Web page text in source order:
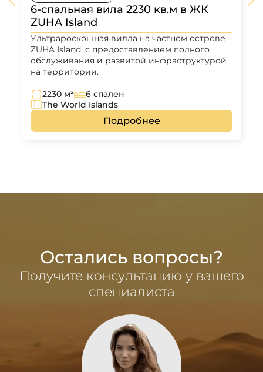
6-спальная вила 2230 кв.м в ЖК
ZUHA Island
Ультрароскошная вилла на частном острове
ZUHA Island, с предоставлением полного
обслуживания и развитой инфраструктурой
на территории.
2230 м²
6 спален
The World Islands
Подробнее
Остались вопросы?
Получите консультацию у вашего
специалиста